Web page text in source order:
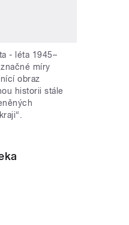
- léta 1945–
míry
obraz
historii stále